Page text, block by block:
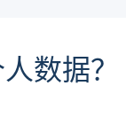
数据？